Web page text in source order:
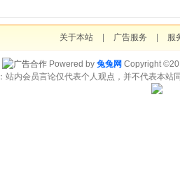
关于本站 广告服务 服
Powered by 兔兔网 Copyright
站内会员言论仅代表个人观点，并不代表本站